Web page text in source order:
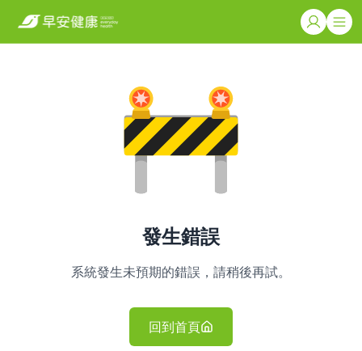
發生錯誤
系統發生未預期的錯誤，請稍後再試。
回到首頁